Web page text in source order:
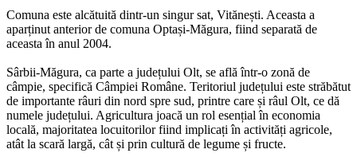
Comuna este alcătuită dintr-un singur sat, Vitănești. Aceasta a
aparținut anterior de comuna Optași-Măgura, fiind separată de
aceasta în anul 2004.
Sârbii-Măgura, ca parte a județului Olt, se află într-o zonă de
câmpie, specifică Câmpiei Române. Teritoriul județului este străbătut
de importante râuri din nord spre sud, printre care și râul Olt, ce dă
numele județului. Agricultura joacă un rol esențial în economia
locală, majoritatea locuitorilor fiind implicați în activități agricole,
atât la scară largă, cât și prin cultură de legume și fructe.